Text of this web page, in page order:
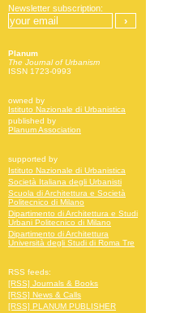
Newsletter subscription:
Planum
The Journal of Urbanism
ISSN 1723-0993
owned by
Istituto Nazionale di Urbanistica
published by
Planum Association
supported by
Istituto Nazionale di Urbanistica
Società Italiana degli Urbanisti
Scuola di Architettura e Società
Politecnico di Milano
Dipartimento di Architettura e Studi
Urbani Politecnico di Milano
Dipartimento di Architettura
Università degli Studi di Roma Tre
RSS feeds:
[RSS] Journals & Books
[RSS] News & Calls
[RSS] PLANUM PUBLISHER